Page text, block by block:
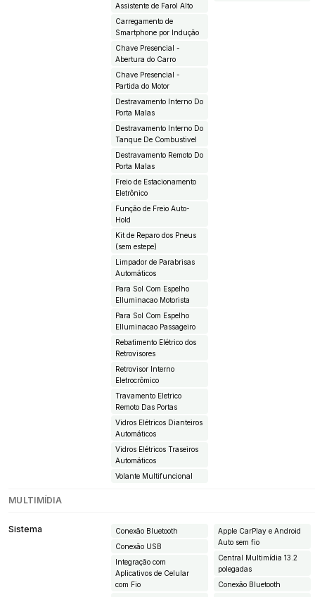
Assistente de Farol Alto
Carregamento de
Smartphone por Indução
Chave Presencial -
Abertura do Carro
Chave Presencial -
Partida do Motor
Destravamento Interno Do
Porta Malas
Destravamento Interno Do
Tanque De Combustivel
Destravamento Remoto Do
Porta Malas
Freio de Estacionamento
Eletrônico
Função de Freio Auto-
Hold
Kit de Reparo dos Pneus
(sem estepe)
Limpador de Parabrisas
Automáticos
Para Sol Com Espelho
EIluminacao Motorista
Para Sol Com Espelho
EIluminacao Passageiro
Rebatimento Elétrico dos
Retrovisores
Retrovisor Interno
Eletrocrômico
Travamento Eletrico
Remoto Das Portas
Vidros Elétricos Dianteiros
Automáticos
Vidros Elétricos Traseiros
Automáticos
Volante Multifuncional
MULTIMÍDIA
Sistema
Conexão Bluetooth
Conexão USB
Integração com
Aplicativos de Celular
com Fio
Apple CarPlay e Android
Auto sem fio
Central Multimídia 13.2
polegadas
Conexão Bluetooth